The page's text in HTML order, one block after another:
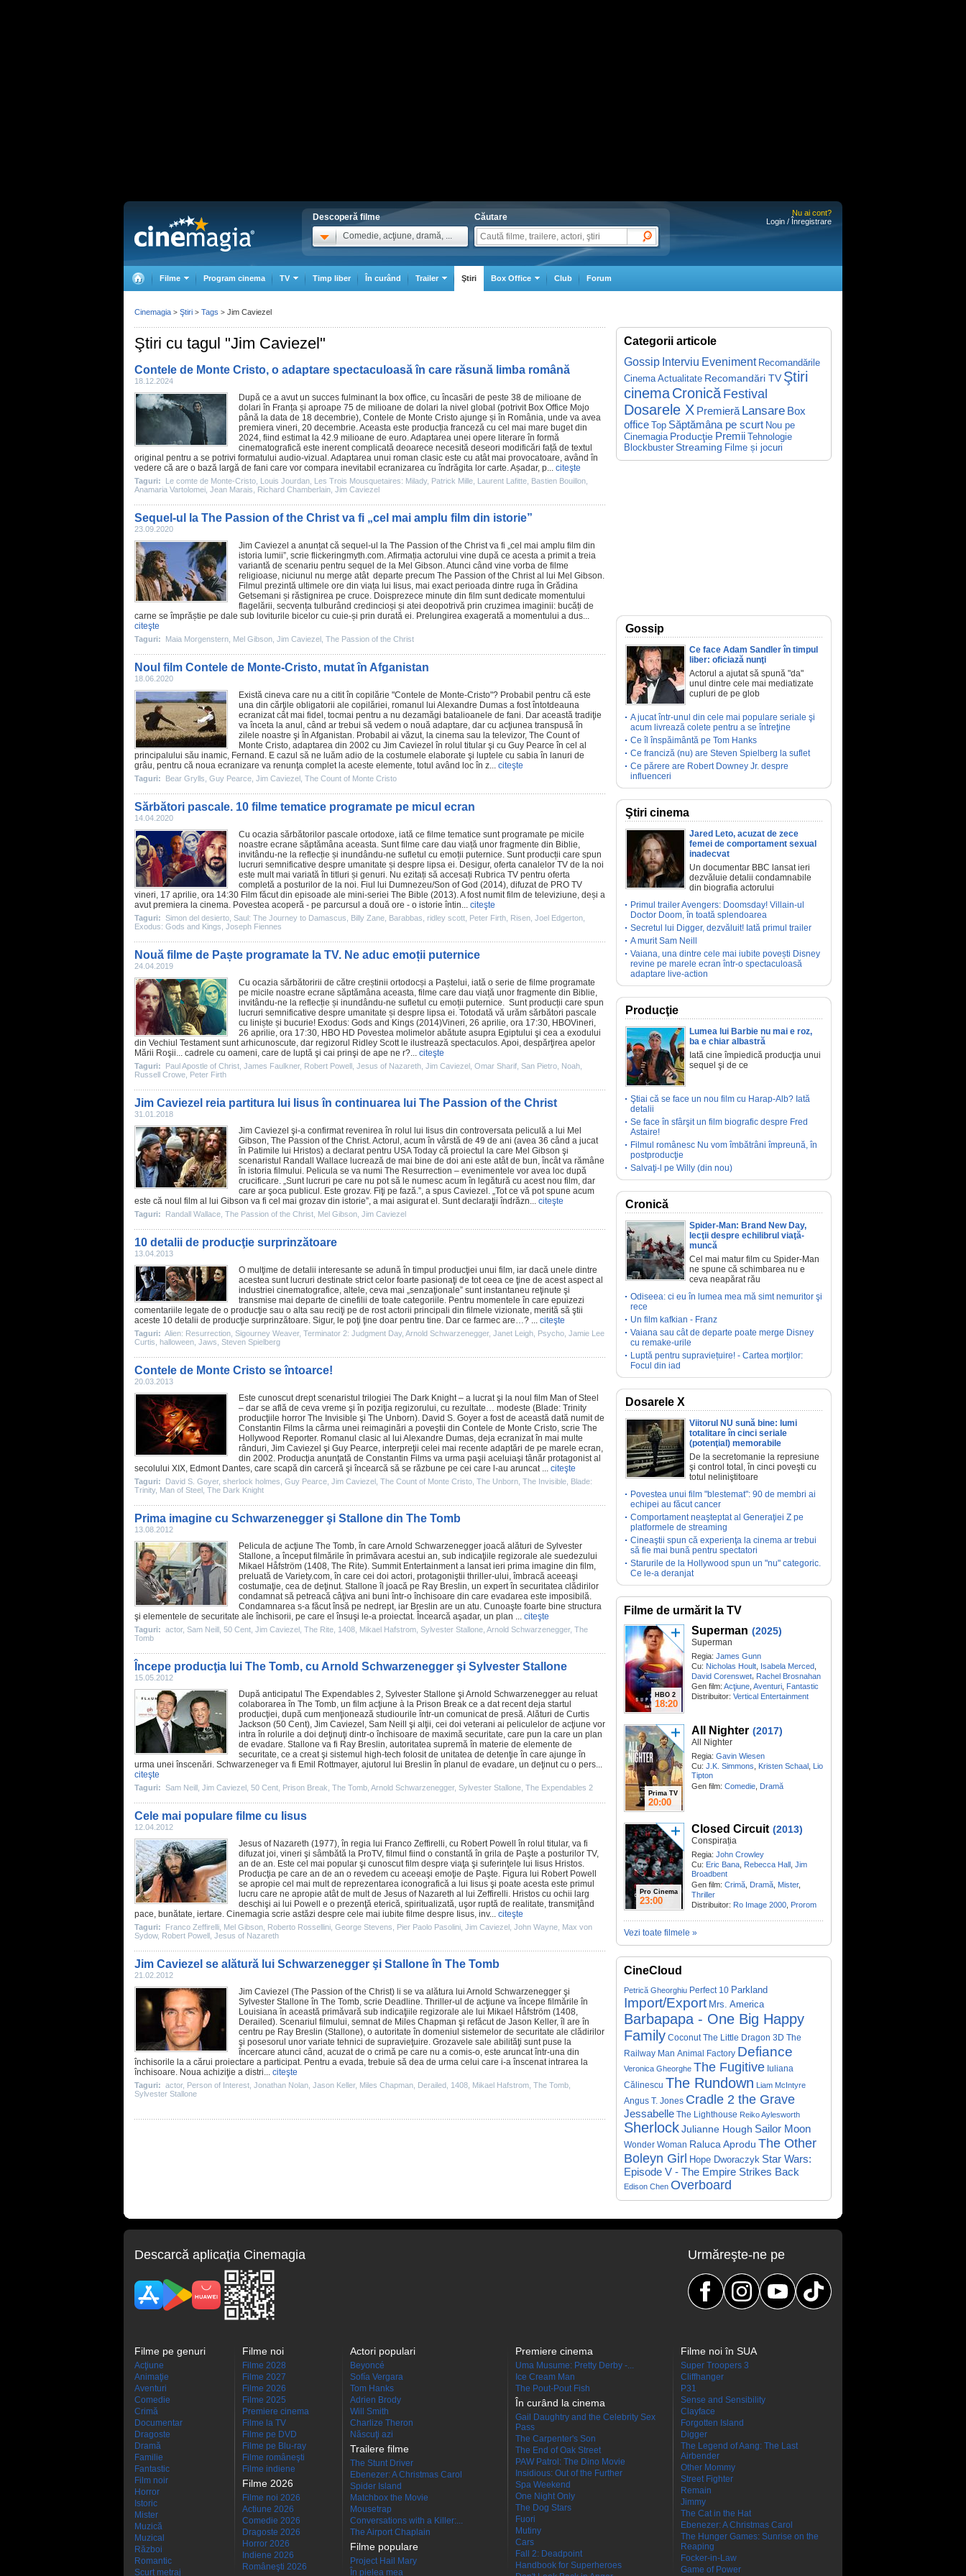
Descoperă filme
Comedie, acţiune, dramă, ...
Căutare
Nu ai cont?
Login / Înregistrare
Filme Program cinema TV Timp liber În curând Trailer Ştiri Box Office Club Forum
Ştiri cu tagul "Jim Caviezel"
Contele de Monte Cristo, o adaptare spectaculoasă în care răsună limba română
18.12.2024
După ce a avut un succes fulminant la box office, cu încasări de peste 38 de milioane de
dolari în Franța și aproape 75 de milioane de dolari la nivel global (potrivit Box Office Mojo
până la data de 18 decembrie), Contele de Monte Cristo ajunge și în România, unde va avea
premiera vineri, 20 decembrie. Aceasta este producția franceză cu cel mai mare buget din
2024, fiind estimat la 42.9 milioane de euro. Adaptarea unei opere literare în formă
cinematografică este inerent complicată deoarece necesită deseori modificări față de textul
original pentru a se potrivi formatului audio-vizual. Adaptarea unui roman clasic este cu atât mai provocatoare, având în
vedere că are o bază largă de fani care vor compara inevitabil ecranizarea cu îndrăgita lor carte. Așadar, p... citeşte
Taguri: Le comte de Monte-Cristo Louis Jourdan Les Trois Mousquetaires: Milady, Patrick Mille Laurent Lafitte Bastien Bouillon
Anamaria Vartolomei Jean Marais Richard Chamberlain Jim Caviezel
Sequel-ul la The Passion of the Christ va fi „cel mai amplu film din istorie”
23.09.2020
Jim Caviezel a anunțat că sequel-ul la The Passion of the Christva fi „cel mai amplu film din
istoria lumii”, scrie flickeringmyth.com. Afirmația actorului vine după ce acesta a primit a treia
variantă de scenariu pentru sequel de la Mel Gibson. Atunci când vine vorba de filme
religioase, niciunul nu merge atât departe precum The Passion of the Christ al lui Mel Gibson.
Filmul prezintă ultimele ore din viața lui Iisus, mai exact perioada dintre ruga în Grădina
Getsemani și răstignirea pe cruce. Doisprezece minute din film sunt dedicate momentului
flagelării, secvența tulburând credincioși și atei deopotrivă prin cruzimea imaginii: bucăți de
carne se împrăștie pe dale sub loviturile bicelor cu cuie-și prin durată ei. Prelungirea exagerată a momentului a dus...
citeşte
Taguri: Maia Morgenstern Mel Gibson Jim Caviezel The Passion of the Christ
Noul film Contele de Monte-Cristo, mutat în Afganistan
18.06.2020
Există cineva care nu a citit în copilărie "Contele de Monte-Cristo"? Probabil pentru că este
una din cărţile obligatorii ale copilăriei, romanul lui Alexandre Dumas a fost întotdeauna
ecranizat cât mai fidel, tocmai pentru a nu dezamăgi batalioanele de fani. Dar această tradiţie
va înceta la anul, când ar trebui să vedem o nouă adaptare, dar cu acţiunea transpusă în
zilele noastre şi în Afganistan. Probabil ai văzut, la cinema sau la televizor, The Count of
Monte Cristo, adaptarea din 2002 cu Jim Caviezel în rolul titular şi cu Guy Pearce în cel al
principalului său inamic, Fernand. E cazul să ne luăm adio de la costumele elaborate şi luptele cu sabia în lanuri de
grâu, pentru că noua ecranizare va renunţa complet la aceste elemente, totul având loc în z... citeşte
Taguri: Bear Grylls Guy Pearce Jim Caviezel The Count of Monte Cristo
Sărbători pascale. 10 filme tematice programate pe micul ecran
14.04.2020
Cu ocazia sărbătorilor pascale ortodoxe, iată ce filme tematice sunt programate pe micile
noastre ecrane săptămâna aceasta. Sunt filme care dau viață unor fragmente din Biblie,
invitându-ne la reflecție și inundându-ne sufletul cu emoții puternice. Sunt producții care spun
lucruri semnificative despre umanitate și despre lipsa ei. Desigur, oferta canalelor TV de la noi
este mult mai variată în titluri și genuri. Nu ezitați să accesați Rubrica TV pentru oferta
completă a posturilor de la noi. Fiul lui Dumnezeu/Son of God (2014), difuzat de PRO TV
vineri, 17 aprilie, ora 14:30 Film făcut din episoade ale mini-seriei The Bible (2013). A fost numit film de televiziune, deși a
avut premiera la cinema. Povestea acoperă - pe parcursul a două ore - o istorie întin... citeşte
Taguri: Simon del desierto Saul: The Journey to Damascus Billy Zane Barabbas ridley scott Peter Firth Risen Joel Edgerton
Exodus: Gods and Kings Joseph Fiennes
Nouă filme de Paște programate la TV. Ne aduc emoții puternice
24.04.2019
Cu ocazia sărbătoririi de către creștinii ortodocși a Paștelui, iată o serie de filme programate
pe micile noastre ecrane săptămâna aceasta, filme care dau viață unor fragmente din Biblie,
invitându-ne la reflecție și inundându-ne sufletul cu emoții puternice. Sunt producții care spun
lucruri semnificative despre umanitate și despre lipsa ei. Totodată vă urăm sărbători pascale
cu liniște și bucurie! Exodus: Gods and Kings (2014)Vineri, 26 aprilie, ora 17:30, HBOVineri,
26 aprilie, ora 17:30, HBO HD Povestea molimelor abătute asupra Egiptului şi cea a exodului
din Vechiul Testament sunt arhicunoscute, dar regizorul Ridley Scott le ilustrează spectaculos. Apoi, despărţirea apelor
Mării Roşii... cadrele cu oameni, care de luptă şi cai prinşi de ape ne r?... citeşte
Taguri: Paul Apostle of Christ James Faulkner, Robert Powell Jesus of Nazareth Jim Caviezel Omar Sharif San Pietro Noah
Russell Crowe Peter Firth
Jim Caviezel reia partitura lui Iisus în continuarea lui The Passion of the Christ
31.01.2018
Jim Caviezel şi-a confirmat revenirea în rolul lui Iisus din controversata peliculă a lui Mel
Gibson, The Passion of the Christ. Actorul, acum în vârstă de 49 de ani (avea 36 când a jucat
în Patimile lui Hristos) a declarat pentru USA Today că proiectul la care Mel Gibson şi
scenaristul
Randall Wallace lucrează de mai bine de doi ani este atât de bun, încât va rămâne
în istoria filmului. Pelicula se va numi The Resurrection – evenimentele vor avea loc după
crucificare. „Sunt lucruri pe care nu pot să le numesc acum în legătură cu acest nou film, dar
care ar şoca publicul. Este grozav. Fiţi pe fază.”, a spus Caviezel. „Tot ce vă pot spune acum
este că noul film al lui Gibson va fi cel mai grozav din istorie”, a mai asigurat el. Sunt declaraţii îndrăzn... citeşte
Taguri: Randall Wallace The Passion of the Christ Mel Gibson Jim Caviezel
10 detalii de producţie surprinzătoare
13.04.2013
O mulţime de detalii interesante se adună în timpul producţiei unui film, iar dacă unele dintre
acestea sunt lucruri destinate strict celor foarte pasionaţi de tot ceea ce ţine de acest aspect al
industriei cinematografice, altele, ceva mai „senzaţionale” sunt instantaneu reţinute şi
transmise mai departe de cinefilii de toate categoriile. Pentru momentele în care epuizezi
comentariile legate de o producţie sau o alta sau reciţi pe de rost actorii principali din filmele vizionate, merită să ştii
aceste 10 detalii de producţie surprinzătoare. Sigur, le poţi ţine doar pentru tine. Dar ce farmec are…? ... citeşte
Taguri: Alien: Resurrection Sigourney Weaver, Terminator 2: Judgment Day, Arnold Schwarzenegger, Janet Leigh Psycho Jamie Lee
Curtis
halloween Jaws Steven Spielberg
Contele de Monte Cristo se întoarce!
20.03.2013
Este cunoscut drept scenaristul trilogiei The Dark Knight – a lucrat şi la noul film Man of Steel
– dar se află de ceva vreme şi în poziţia regizorului, cu rezultate… modeste (Blade: Trinity
producţiile horror The Invisible şi The Unborn). David S. Goyer a fost de această dată numit de
Constantin Films la cârma unei reimaginări a poveştii din Contele de Monte Cristo, scrie The
Hollywood Reporter. Romanul clasic al lui Alexandre Dumas, deja ecranizat în mai multe
rânduri, Jim Caviezel şi Guy Pearce, interpreţii celei mai recente adaptări de pe marele ecran,
din 2002. Producţia anunţată de Constantin Films va urma paşii aceluiaşi tânăr protagonist al
secolului XIX, Edmont Dantes, care scapă din carceră şi încearcă să se răzbune pe cei care l-au aruncat ... citeşte
Taguri: David S. Goyer, sherlock holmes Guy Pearce Jim Caviezel The Count of Monte Cristo The Unborn The Invisible Blade:
Trinity, Man of Steel The Dark Knight
Prima imagine cu Schwarzenegger şi Stallone din The Tomb
13.08.2012
Pelicula de acţiune The Tomb, în care Arnold Schwarzenegger joacă alături de Sylvester
Stallone, a început filmările în primăvara acestui an, sub indicaţiile regizorale ale suedezului
Mikael Håfström (1408, The Rite). Summit Entertainment a lansat ieri prima imagine din film,
preluată de Variety.com, în care cei doi actori, protagoniştii thriller-ului, îmbracă aceeaşi
costumaţie, cea de deţinut. Stallone îl joacă pe Ray Breslin, un expert în securitatea clădirilor
condamnat să petreacă câţiva ani buni într-o închisoare din care evadarea este imposibilă.
Condamnarea s-a făcut însă pe nedrept, iar Breslin are un atu. Cunoaşte foarte bine structura
şi elementele de securitate ale închisorii, pe care el însuşi le-a proiectat. Încearcă aşadar, un plan ... citeşte
Taguri: actor, Sam Neill 50 Cent Jim Caviezel The Rite 1408 Mikael Hafstrom Sylvester Stallone Arnold Schwarzenegger, The
Tomb
Începe producţia lui The Tomb, cu Arnold Schwarzenegger şi Sylvester Stallone
15.05.2012
După anticipatul The Expendables 2, Sylvester Stallone şi Arnold Schwarzenegger au reluat
colaborarea în The Tomb, un film acţiune à la Prison Break ce a dat recent deja startul
producţiei, după cum menţionează studiourile într-un comunicat de presă. Alături de Curtis
Jackson (50 Cent), Jim Caviezel , Sam Neill
şi alţii, cei doi veterani ai peliculelor de acţiune vor
intra în rolurile a doi deţinuţi dintr-o închisoare de maximă securitate, care pun la care un plan
de evadare. Stallone va fi Ray Breslin, autoritatea supremă în materie de elemente de
securitate, ce a creat şi sistemul high-tech folosit de unitatea de detenţie în care ajunge în
urma unei înscenări. Schwarzeneger va fi Emil Rottmayer, ajutorul lui Breslin în planul de evadare, un deţinut cu o pers...
citeşte
Taguri: Sam Neill Jim Caviezel 50 Cent Prison Break The Tomb Arnold Schwarzenegger, Sylvester Stallone The Expendables 2
Cele mai populare filme cu Iisus
12.04.2012
Jesus of Nazareth (1977), în regia lui Franco Zeffirelli, cu Robert Powell
în rolul titular, va fi
difuzat joi, vineri şi sâmbătă la ProTV, filmul fiind o constantă în grila de Paşte a posturilor TV,
an de an. Este cel mai popular şi cunoscutfilm despre viaţa şi suferinţele lui Iisus Hristos.
Producţia pe care an de an o revedem cu aceeaşi emoţie de Paşte. Figura lui Robert Powell
se apropie cel mai mult de reprezentarea iconografică a lui Iisus şi poate acesta este primul
lucru care ne apropie atât de mult de Jesus of Nazareth al lui Zeffirelli. Hristos cu ochii larg
deschişi ai lui Powell e o prezenţă eterică, spiritualizată, uşor ruptă de realitate, transmiţând
pace, bunătate, iertare. Cinemagia scrie astăzi despre cele mai iubite filme despre Iisus, inv... citeşte
Taguri: Franco Zeffirelli Mel Gibson Roberto Rossellini George Stevens Pier Paolo Pasolini Jim Caviezel John Wayne Max von
Sydow, Robert Powell Jesus of Nazareth
Jim Caviezel se alătură lui Schwarzenegger şi Stallone în The Tomb
21.02.2012
Jim Caviezel (The Passion of the Christ) li se va alătura lui Arnold Schwarzenegger şi
Sylvester Stallone în The Tomb, scrie Deadline. Thriller-ul de acţiune va începe filmările în
Louisiana în această primăvară sub indicaţiile regizorale ale lui Mikael Håfström (1408,
Derailed). Scenariul filmului, semnat de Miles Chapman şi refăcut de Jason Keller, îl are în
centru pe Ray Breslin (Stallone), o autoritate în domeniul sistemelor de securitate ale clădirilor
şi posesorul unor variate tehnici de supravieţuire. Grozavele sale abilităţi sunt puse la
încercare atunci când, acuzat de o crimă pe care nu a comis-o, este aruncat într-una din
închisorile la a cărui proiectare a participat. Pentru a evada, trebuie să dea de urma celui care i-a înscenat intrarea la
închisoare. Noua achiziţie a distri... citeşte
Taguri: actor, Person of Interest Jonathan Nolan Jason Keller, Miles Chapman Derailed 1408 Mikael Hafstrom The Tomb
Sylvester Stallone
Categorii articole
Gossip Interviu Eveniment Recomandările
Cinema Actualitate Recomandări TV Ştiri
cinemaCronicăFestival
Dosarele X Premieră Lansare Box
office Top Săptămâna pe scurt Nou pe
Cinemagia Producţie Premii Tehnologie
Blockbuster Streaming Filme și jocuri
Gossip
Ce face Adam Sandler în timpul
liber: oficiază nunţi
Actorul a ajutat să spună "da"
unul dintre cele mai mediatizate
cupluri de pe glob
A jucat într-unul din cele mai populare seriale şi
acum livrează colete pentru a se întreţine
Ce îl înspăimântă pe Tom Hanks
Ce franciză (nu) are Steven Spielberg la suflet
Ce părere are Robert Downey Jr. despre
influenceri
Ştiri cinema
Jared Leto, acuzat de zece
femei de comportament sexual
inadecvat
Un documentar BBC lansat ieri
dezvăluie detalii condamnabile
din biografia actorului
Primul trailer Avengers: Doomsday! Villain-ul
Doctor Doom, în toată splendoarea
Secretul lui Digger, dezvăluit! Iată primul trailer
A murit Sam Neill
Vaiana, una dintre cele mai iubite povești Disney
revine pe marele ecran într-o spectaculoasă
adaptare live-action
Producţie
Lumea lui Barbie nu mai e roz,
ba e chiar albastră
Iată cine împiedică producţia unui
sequel şi de ce
Ştiai că se face un nou film cu Harap-Alb? Iată
detalii
Se face în sfârşit un film biografic despre Fred
Astaire!
Filmul românesc Nu vom îmbătrâni împreună, în
postproducţie
Salvaţi-l pe Willy (din nou)
Cronică
Spider-Man: Brand New Day,
lecţii despre echilibrul viaţă-
muncă
Cel mai matur film cu Spider-Man
ne spune că schimbarea nu e
ceva neapărat rău
Odiseea: ci eu în lumea mea mă simt nemuritor şi
rece
Un film kafkian - Franz
Vaiana sau cât de departe poate merge Disney
cu remake-urile
Luptă pentru supraviețuire! - Cartea morților:
Focul din iad
Dosarele X
Viitorul NU sună bine: lumi
totalitare în cinci seriale
(potenţial) memorabile
De la secretomanie la represiune
şi control total, în cinci poveşti cu
totul neliniştitoare
Povestea unui film "blestemat": 90 de membri ai
echipei au făcut cancer
Comportament neaşteptat al Generaţiei Z pe
platformele de streaming
Cineaştii spun că experienţa la cinema ar trebui
să fie mai bună pentru spectatori
Starurile de la Hollywood spun un "nu" categoric.
Ce le-a deranjat
Filme de urmărit la TV
HBO 2
18:20
Superman (2025)
Superman
Regia: James Gunn
Cu: Nicholas Hoult Isabela Merced
David Corenswet, Rachel Brosnahan
Gen film: Acţiune Aventuri Fantastic
Distribuitor: Vertical Entertainment
Prima TV
20:00
All Nighter (2017)
All Nighter
Regia: Gavin Wiesen
Cu: J.K. Simmons Kristen Schaal Lio
Tipton
Gen film: Comedie Dramă
Pro Cinema
23:00
Closed Circuit (2013)
Conspirația
Regia: John Crowley
Cu: Eric Bana Rebecca Hall Jim
Broadbent
Gen film: Crimă Dramă Mister,
Thriller
Distribuitor: Ro Image 2000 Prorom
Vezi toate filmele »
CineCloud
Petrică Gheorghiu Perfect 10 Parkland
Import/Export Mrs. America
Barbapapa - One Big Happy
Family Coconut The Little Dragon 3D The
Railway Man Animal Factory Defiance
Veronica Gheorghe The Fugitive Iuliana
Călinescu The Rundown Liam McIntyre
Angus T. Jones Cradle 2 the Grave
Jessabelle The Lighthouse Reiko Aylesworth
SherlockJulianne Hough Sailor Moon
Wonder Woman Raluca Aprodu The Other
Boleyn Girl Hope Dworaczyk Star Wars:
Episode V - The Empire Strikes Back
Edison Chen Overboard
Cinemagia > Ştiri > Tags > Jim Caviezel
Descarcă aplicaţia Cinemagia Urmăreşte-ne pe
Filme pe genuri
Acţiune
Animaţie
Aventuri
Comedie
Crimă
Documentar
Dragoste
Dramă
Familie
Fantastic
Film noir
Horror
Istoric
Mister
Muzică
Muzical
Război
Romantic
Scurt metraj
Filme noi
Filme 2028
Filme 2027
Filme 2026
Filme 2025
Premiere cinema
Filme la TV
Filme pe DVD
Filme pe Blu-ray
Filme româneşti
Filme indiene
Filme 2026
Filme noi 2026
Actiune 2026
Comedie 2026
Dragoste 2026
Horror 2026
Indiene 2026
Româneşti 2026
Actori populari
Beyoncé
Sofía Vergara
Tom Hanks
Adrien Brody
Will Smith
Charlize Theron
Născuţi azi
Trailere filme
The Stunt Driver
Ebenezer: A Christmas Carol
Spider Island
Matchbox the Movie
Mousetrap
Conversations with a Killer:...
The Airport Chaplain
Filme populare
Project Hail Mary
În pielea mea
Premiere cinema
Uma Musume: Pretty Derby -...
Ice Cream Man
The Pout-Pout Fish
În curând la cinema
Gail Daughtry and the Celebrity Sex
Pass
The Carpenter's Son
The End of Oak Street
PAW Patrol: The Dino Movie
Insidious: Out of the Further
Spa Weekend
One Night Only
The Dog Stars
Fuori
Mutiny
Cars
Fall 2: Deadpoint
Handbook for Superheroes
Filme noi în SUA
Super Troopers 3
Cliffhanger
P31
Sense and Sensibility
Clayface
Forgotten Island
Digger
The Legend of Aang: The Last
Airbender
Other Mommy
Street Fighter
Remain
Jimmy
The Cat in the Hat
Ebenezer: A Christmas Carol
The Hunger Games: Sunrise on the
Reaping
Focker-in-Law
Game of Power